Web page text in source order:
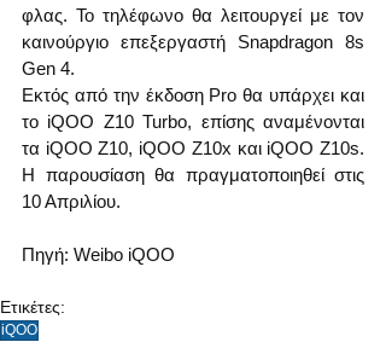
φλας. Το τηλέφωνο θα λειτουργεί με τον
καινούργιο επεξεργαστή Snapdragon 8s
Gen 4.
Εκτός από την έκδοση Pro θα υπάρχει και
το iQOO Z10 Turbo, επίσης αναμένονται
τα iQOO Z10, iQOO Z10x και iQOO Z10s.
Η παρουσίαση θα πραγματοποιηθεί στις
10 Απριλίου.
Πηγή: Weibo iQOO
Ετικέτες:
iQOO